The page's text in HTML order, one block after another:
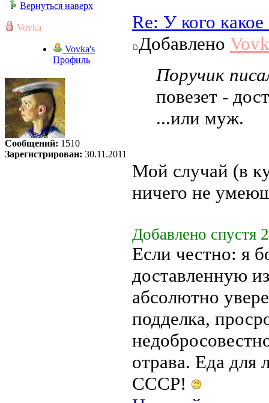
Вернуться наверх
Vovka
Vovka's
Профиль
Сообщений: 1510
Зарегистрирован: 30.11.2011
Re: У кого
Добавлено
Поручик
повезет -
...или муж.
Мой случай (в
ничего не
Добавлено спустя
Если честно: я
доставленную
абсолютно
подделка,
отрава. Еда
СССР!